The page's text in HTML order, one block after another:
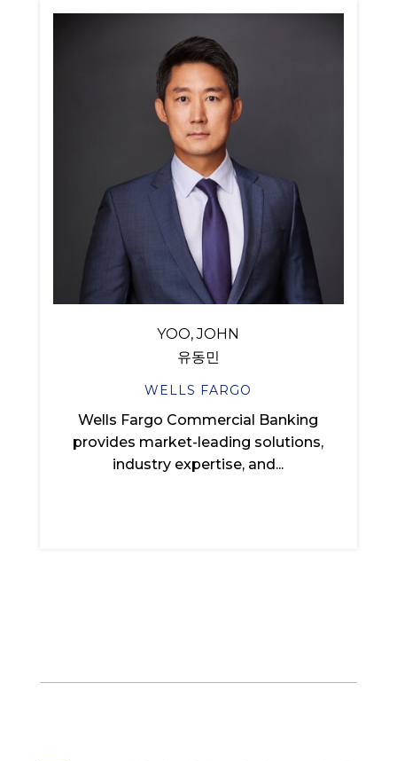
YOO, JOHN
유동민
WELLS FARGO
Wells Fargo Commercial Banking
provides market-leading solutions,
industry expertise, and...